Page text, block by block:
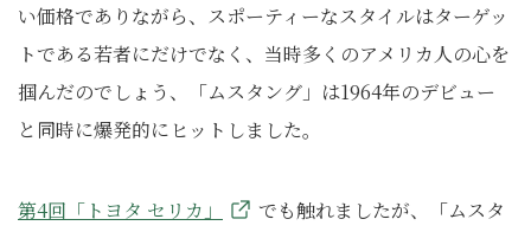
い価格でありながら、スポーティーなスタイルはターゲッ
トである若者にだけでなく、当時多くのアメリカ人の心を
掴んだのでしょう、「ムスタング」は1964年のデビュー
と同時に爆発的にヒットしました。
第4回「トヨタ セリカ」
でも触れましたが、「ムスタ